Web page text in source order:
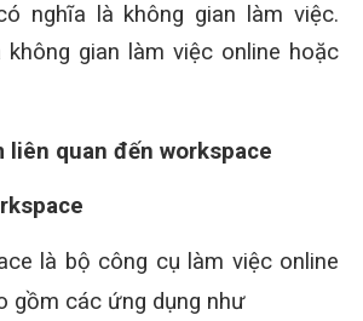
nghĩa là không gian làm việc.
không gian làm việc online hoặc
liên quan đến workspace
là bộ công cụ làm việc online
gồm các ứng dụng như